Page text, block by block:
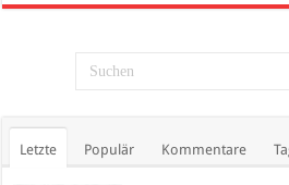
Letzte Populär Kommentare